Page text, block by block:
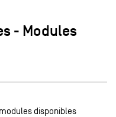
- Modules
disponibles